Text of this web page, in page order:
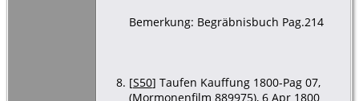
Bemerkung: Begräbnisbuch Pag.214
[S50] Taufen Kauffung 1800-Pag 07,
(Mormonenfilm 889975), 6 Apr 1800